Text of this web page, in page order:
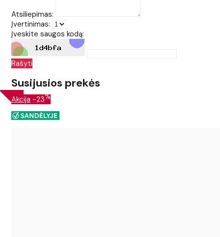
Atsiliepimas:
Įvertinimas:
Įveskite saugos kodą:
Rašyti
Susijusios prekės
Akcija -23%